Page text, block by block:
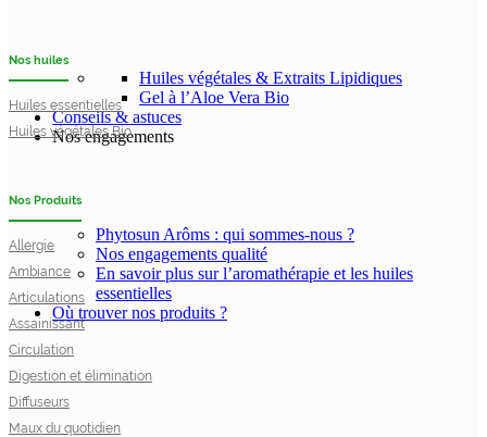
Huiles végétales & Extraits Lipidiques
Gel à l’Aloe Vera Bio
Conseils & astuces
Nos engagements
Phytosun Arôms : qui sommes-nous ?
Nos engagements qualité
En savoir plus sur l’aromathérapie et les huiles
essentielles
Où trouver nos produits ?
Nos huiles
Huiles essentielles
Huiles végétales Bio
Nos Produits
Allergie
Ambiance
Articulations
Assainissant
Circulation
Digestion et élimination
Diffuseurs
Maux du quotidien